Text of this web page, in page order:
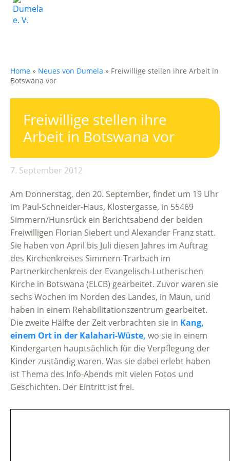
Home » Neues von Dumela » Freiwillige stellen ihre Arbeit in
Botswana vor
Freiwillige stellen ihre
Arbeit in Botswana vor
7. September 2012
Am Donnerstag, den 20. September, findet um 19 Uhr
im Paul-Schneider-Haus, Klostergasse, in 55469
Simmern/Hunsrück ein Berichtsabend der beiden
Freiwilligen Florian Siebert und Alexander Franz statt.
Sie haben von April bis Juli diesen Jahres im Auftrag
des Kirchenkreises Simmern-Trarbach im
Partnerkirchenkreis der Evangelisch-Lutherischen
Kirche in Botswana (ELCB) gearbeitet. Zuvor waren sie
sechs Wochen im Norden des Landes, in Maun, und
haben in einem Rehabilitationszentrum gearbeitet.
Die zweite Hälfte der Zeit verbrachten sie in Kang,
einem Ort in der Kalahari-Wüste, wo sie in einem
Kindergarten hauptsächlich für die Verpflegung der
Kinder zuständig waren. Was sie dabei erlebt haben
ist Thema des Info-Abends mit vielen Fotos und
Geschichten. Der Eintritt ist frei.